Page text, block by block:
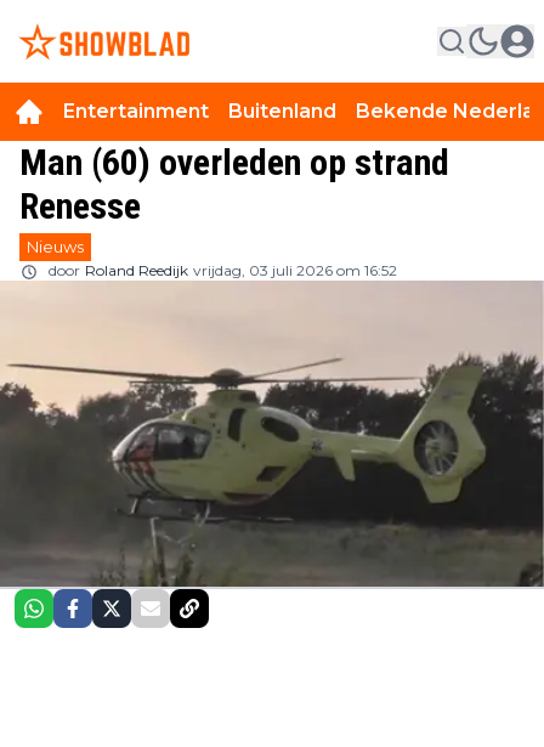
Entertainment Buitenland Bekende
Man (60) overleden op strand
Renesse
Nieuws
door Roland Reedijk vrijdag, 03 juli 2026 om 16:52